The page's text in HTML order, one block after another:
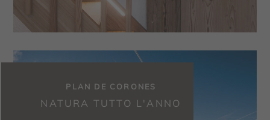
PLAN DE CORONES
NATURA TUTTO L'ANNO